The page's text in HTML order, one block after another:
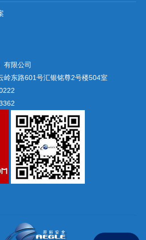
有限公司
岭东路601号汇银铭尊2号楼504室